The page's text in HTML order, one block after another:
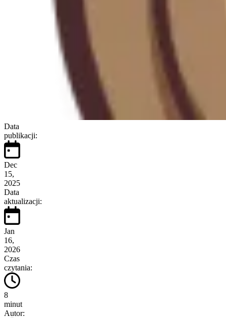
Data
publikacji:
Dec
15,
2025
Data
aktualizacji:
Jan
16,
2026
Czas
czytania:
8
minut
Autor: